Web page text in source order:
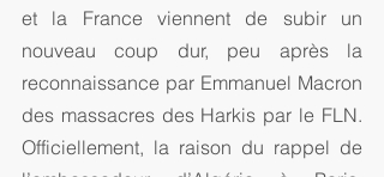
et la France viennent de subir un
nouveau coup dur, peu après la
reconnaissance par Emmanuel Macron
des massacres des Harkis par le FLN.
Officiellement, la raison du rappel de